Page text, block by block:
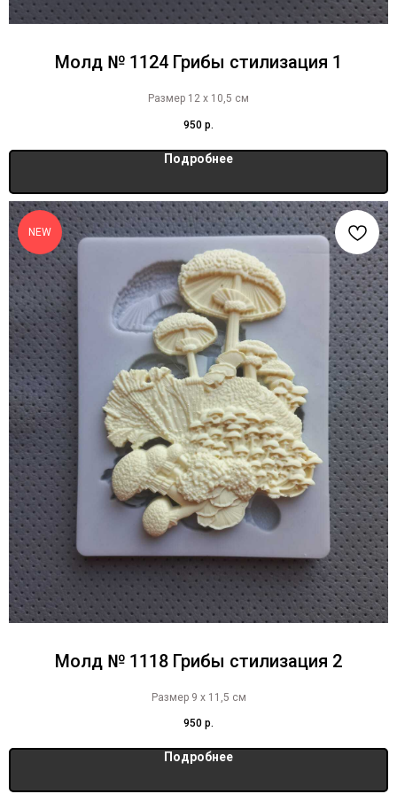
Молд № 1124 Грибы стилизация 1
Размер 12 х 10,5 см
950 р.
Подробнее
NEW
Молд № 1118 Грибы стилизация 2
Размер 9 х 11,5 см
950 р.
Подробнее